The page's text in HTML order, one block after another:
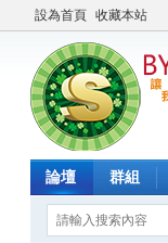
設為首頁 收藏本站
論壇 群組